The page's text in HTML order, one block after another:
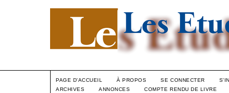
PAGE D'ACCUEIL À PROPOS SE CONNECTER
ARCHIVES
ANNONCES COMPTE RENDU DE LIVRE